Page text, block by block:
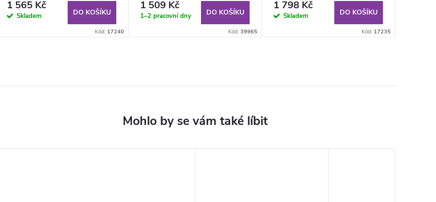
1 565 Kč
Skladem DO KOŠÍKU
Kód: 17240
1 509 Kč
1–2 pracovní dny DO KOŠÍKU
Kód: 39965
1 798 Kč
Skladem DO KOŠÍKU
Kód: 17235